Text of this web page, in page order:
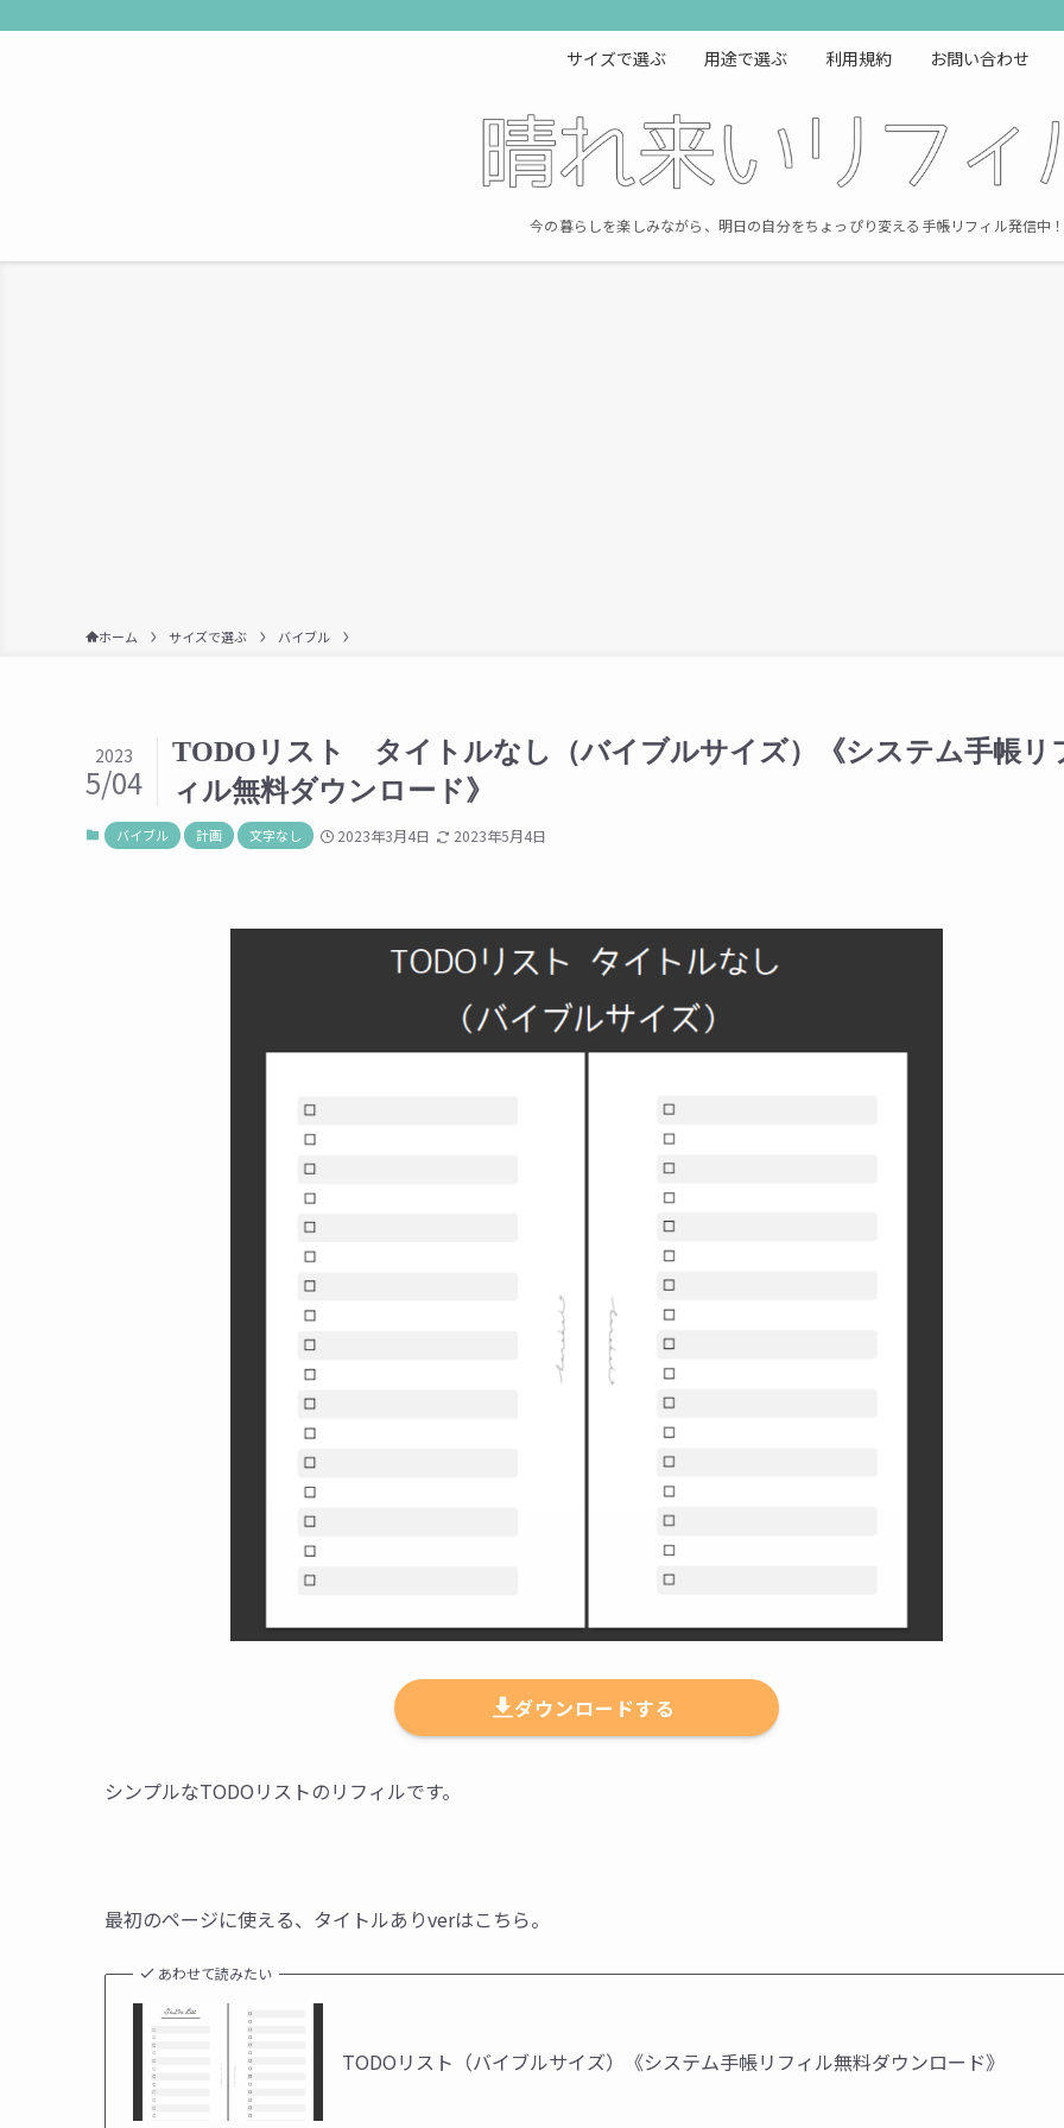
今の暮らしを楽しみながら、明日の自分をちょっぴり変える手帳リフィル発信中
サイズで選ぶ 用途で選ぶ 利用規約 お問い合わせ
ホーム サイズで選ぶ バイブル
TODOリスト タイトルなし（バイブルサイズ）《システム手帳リ
ィル無料ダウンロード》
2023
5/04
バイブル 計画 文字なし 2023年3月4日 2023年5月4日
ダウンロードする
シンプルなTODOリストのリフィルです。
最初のページに使える、タイトルありverはこちら。
あわせて読みたい
TODOリスト（バイブルサイズ）《システム手帳リフィル無料ダウンロード》